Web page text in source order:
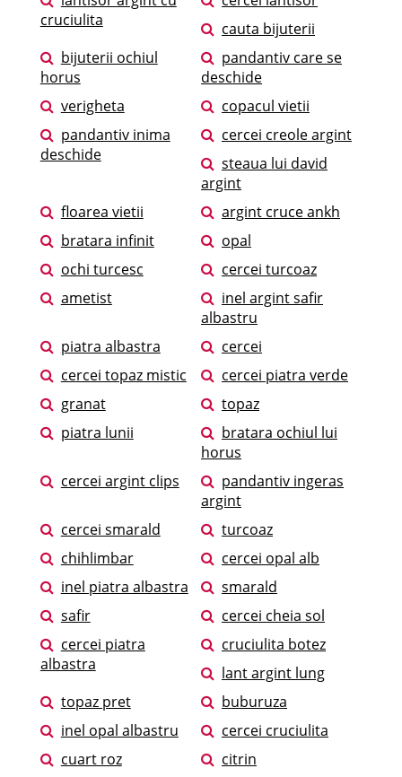
cruciulita
cauta bijuterii
bijuterii ochiul
horus
pandantiv care se
deschide
verigheta
copacul vietii
pandantiv inima
deschide
cercei creole argint
steaua lui david
argint
floarea vietii
argint cruce ankh
bratara infinit
opal
ochi turcesc
cercei turcoaz
ametist
inel argint safir
albastru
piatra albastra
cercei
cercei topaz mistic
cercei piatra verde
granat
topaz
piatra lunii
bratara ochiul lui
horus
cercei argint clips
pandantiv ingeras
argint
cercei smarald
turcoaz
chihlimbar
cercei opal alb
inel piatra albastra
smarald
safir
cercei cheia sol
cercei piatra
albastra
cruciulita botez
lant argint lung
topaz pret
buburuza
inel opal albastru
cercei cruciulita
cuart roz
citrin